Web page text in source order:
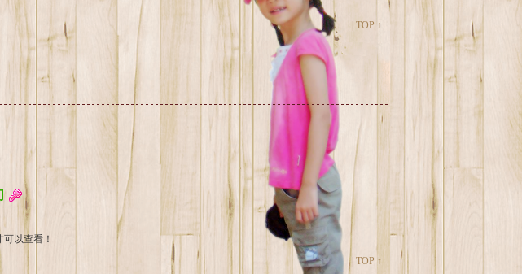
TOP ↑
以查看！
TOP ↑